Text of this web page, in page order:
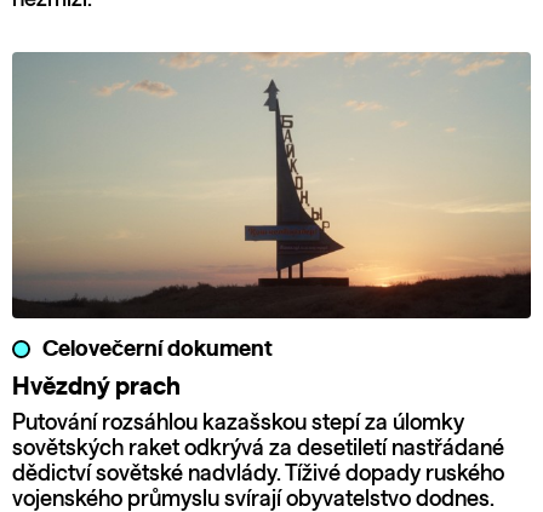
Celovečerní dokument
Hvězdný prach
Putování rozsáhlou kazašskou stepí za úlomky
sovětských raket odkrývá za desetiletí nastřádané
dědictví sovětské nadvlády. Tíživé dopady ruského
vojenského průmyslu svírají obyvatelstvo dodnes.